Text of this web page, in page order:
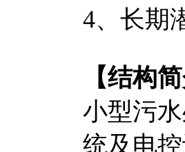
4、长期
【结构
小型污
统及电